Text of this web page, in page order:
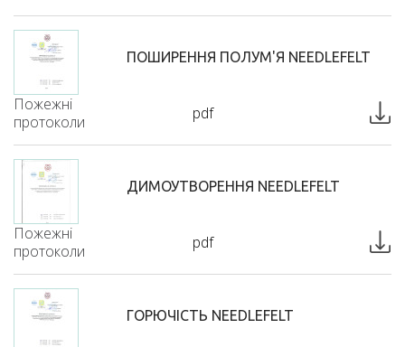
ПОШИРЕННЯ ПОЛУМ'Я NEEDLEFELT
Пожежні
протоколи
pdf
ДИМОУТВОРЕННЯ NEEDLEFELT
Пожежні
протоколи
pdf
ГОРЮЧІСТЬ NEEDLEFELT